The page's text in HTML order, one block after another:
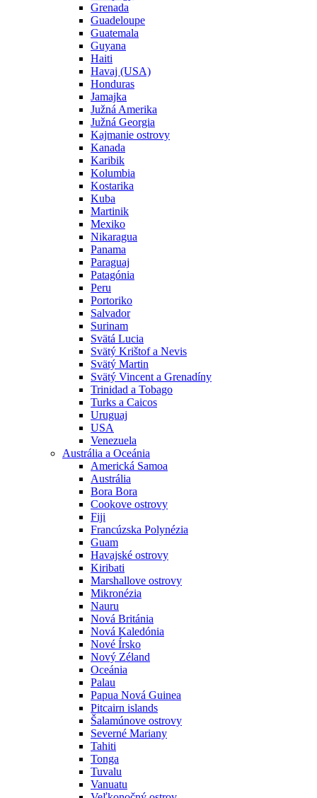
Grenada
Guadeloupe
Guatemala
Guyana
Haiti
Havaj (USA)
Honduras
Jamajka
Južná Amerika
Južná Georgia
Kajmanie ostrovy
Kanada
Karibik
Kolumbia
Kostarika
Kuba
Martinik
Mexiko
Nikaragua
Panama
Paraguaj
Patagónia
Peru
Portoriko
Salvador
Surinam
Svätá Lucia
Svätý Krištof a Nevis
Svätý Martin
Svätý Vincent a Grenadíny
Trinidad a Tobago
Turks a Caicos
Uruguaj
USA
Venezuela
Austrália a Oceánia
Americká Samoa
Austrália
Bora Bora
Cookove ostrovy
Fiji
Francúzska Polynézia
Guam
Havajské ostrovy
Kiribati
Marshallove ostrovy
Mikronézia
Nauru
Nová Británia
Nová Kaledónia
Nové Írsko
Nový Zéland
Oceánia
Palau
Papua Nová Guinea
Pitcairn islands
Šalamúnove ostrovy
Severné Mariany
Tahiti
Tonga
Tuvalu
Vanuatu